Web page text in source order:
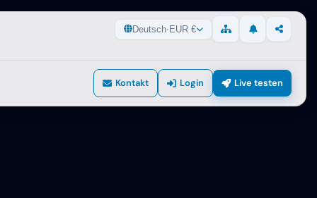
Deutsch·EUR € Seitenübersicht
UpdatesTeilen
Kontakt Login Live testen